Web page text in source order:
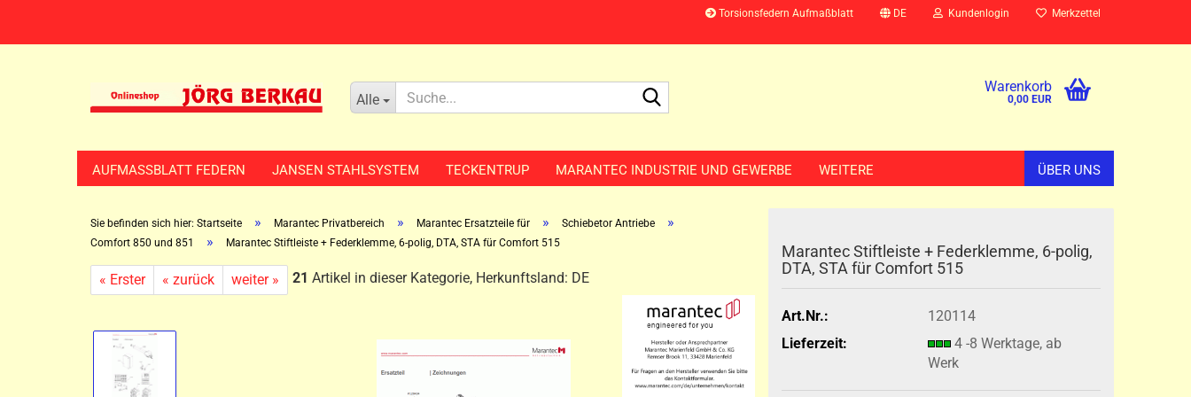
Torsionsfedern Aufmaßblatt DE Kundenlogin Merkzettel
Alle
Warenkorb
0,00 EUR
AUFMASSBLATT FEDERN JANSEN STAHLSYSTEM TECKENTRUP MARANTEC INDUSTRIE UND GEWERBE ÜBER UNS
WEITERE
Sie befinden sich hier: Startseite » Marantec Privatbereich » Marantec Ersatzteile für » Schiebetor Antriebe »
Comfort 850 und 851 » Marantec Stiftleiste + Federklemme, 6-polig, DTA, STA für Comfort 515
« Erster « zurück weiter » 21 Artikel in dieser Kategorie, Herkunftsland: DE
Marantec Stiftleiste + Federklemme, 6-polig,
DTA, STA für Comfort 515
Art.Nr.:
120114
Lieferzeit:
4 -8 Werktage, ab
Werk